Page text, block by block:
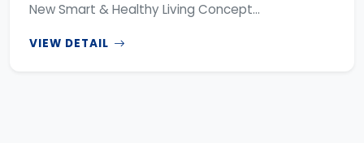
New Smart & Healthy Living Concept...
VIEW DETAIL